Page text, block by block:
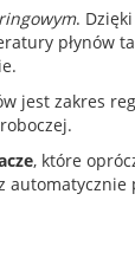
.
płynów
jest zakres
, które